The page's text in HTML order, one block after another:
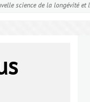
science de la longévité et